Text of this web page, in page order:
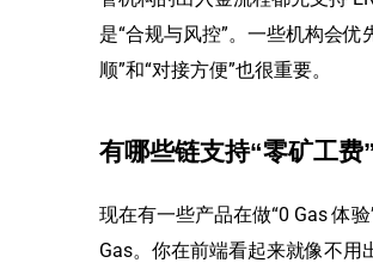
是“合规与风控”。一些机构会
顺”和“对接方便”也很重要。
有哪些链支持“零矿工费
现在有一些产品在做“0 Gas 体
Gas。你在前端看起来就像不用